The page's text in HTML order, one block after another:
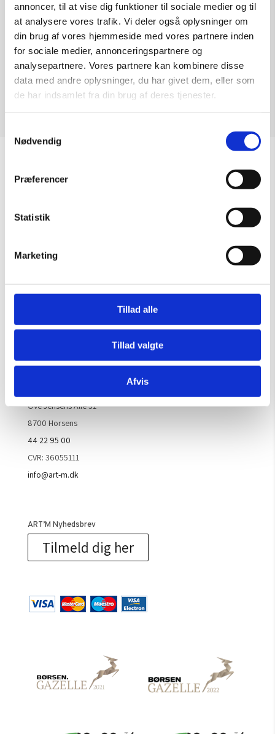
annoncer, til at vise dig funktioner til sociale medier og til
at analysere vores trafik. Vi deler også oplysninger om
din brug af vores hjemmeside med vores partnere inden
for sociale medier, annonceringspartnere og
analysepartnere. Vores partnere kan kombinere disse
data med andre oplysninger, du har givet dem, eller som
de har indsamlet fra din brug af deres tjenester.
Nødvendig
Præferencer
Statistik
Marketing
Tillad alle
Tillad valgte
Afvis
Størrelse: H: 44
Læs mere
Gælder til og med 15/8
Mandag – Torsdag:
Lørdag, søndag & helligdage:
Handelsbetingelser
Ove Jensens Allé 31
8700 Horsens
44 22 95 00
CVR: 36055111
info@art-m.dk
ART’M Nyhedsbrev
Tilmeld dig her